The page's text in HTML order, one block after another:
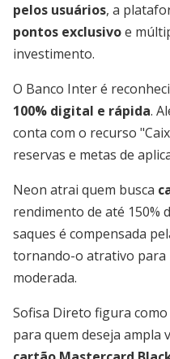
pelos usuários, a
pontos exclusivoe
investimento.
O Banco Inter é
100% digital e rápida.
conta com o recurso
reservas e metas de
Neon atrai quem busca
rendimento de até 150%
saques é compensada
tornando-o atrativo para
moderada.
Sofisa Direto figura
para quem deseja ampla